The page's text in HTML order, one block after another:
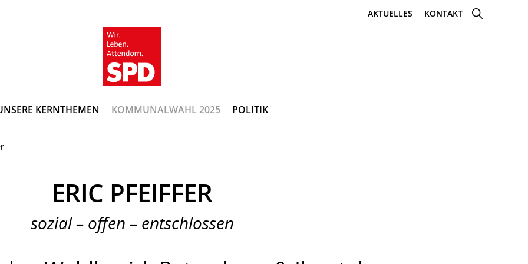
AKTUELLES KONTAKT SHOW
SEARCH
KERNTHEMEN KOMMUNALWAHL 2025 POLITIK
ERIC PFEIFFER
sozial – offen – entschlossen